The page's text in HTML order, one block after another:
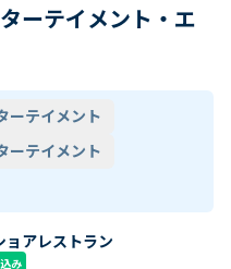
ーテイメント・エ
ーテイメント
ーテイメント
ョアレストラン
み